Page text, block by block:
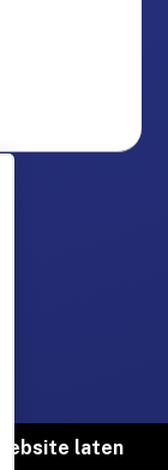
Website laten